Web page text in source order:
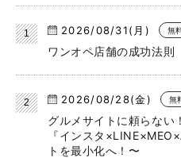
2026/08/31(月) 無
ワンオペ店舗の成功法則
2026/08/28(金) 無
グルメサイトに頼らない
『インスタ
トを最小化へ！〜